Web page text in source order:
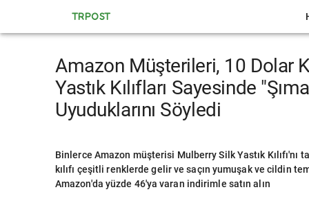
TRPOST
Amazon Müşterileri, 10 Dolar
Yastık Kılıfları Sayesinde
Uyuduklarını Söyledi
Binlerce Amazon müşterisi Mulberry Silk Yastık
kılıfı çeşitli renklerde gelir ve saçın yumuşak ve cildin
Amazon'da yüzde 46'ya varan indirimle satın alın